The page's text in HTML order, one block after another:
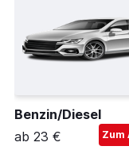
Benzin/Diesel
ab 23 €
Zum